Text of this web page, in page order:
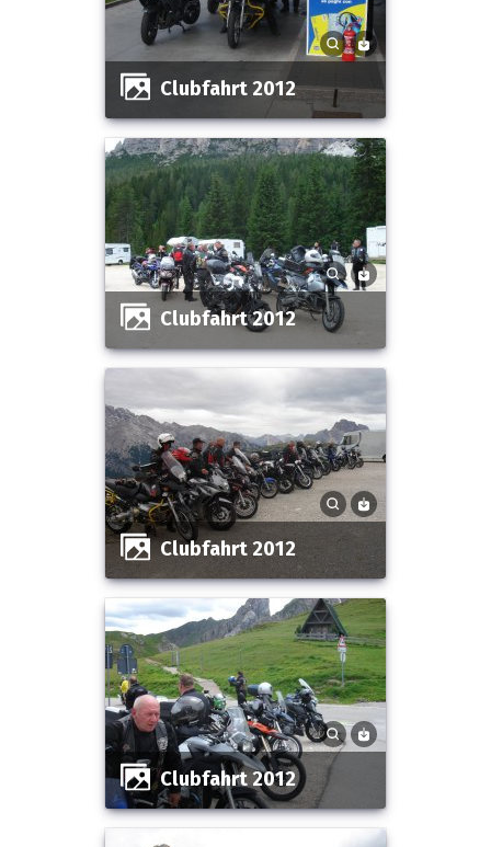
Clubfahrt 2012
Clubfahrt 2012
Clubfahrt 2012
Clubfahrt 2012